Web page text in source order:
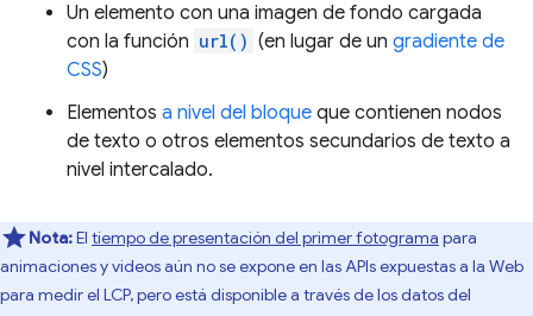
Un elemento con una imagen de fondo cargada
con la función url() (en lugar de un gradiente de
CSS)
Elementos a nivel del bloque que contienen nodos
de texto o otros elementos secundarios de texto a
nivel intercalado.
Nota:El tiempo de presentación del primer fotograma para
animaciones y videos aún no se expone en las APIs expuestas a la Web
para medir el LCP, pero está disponible a través de los datos del